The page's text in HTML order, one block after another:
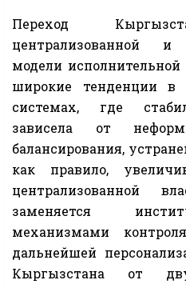
Переход
централизованной и
модели исполнительной
широкие тенденции в
системах, где
зависела от
балансирования,
как правило,
централизованной
заменяется
механизмами
дальнейшей
Кыргызстана от